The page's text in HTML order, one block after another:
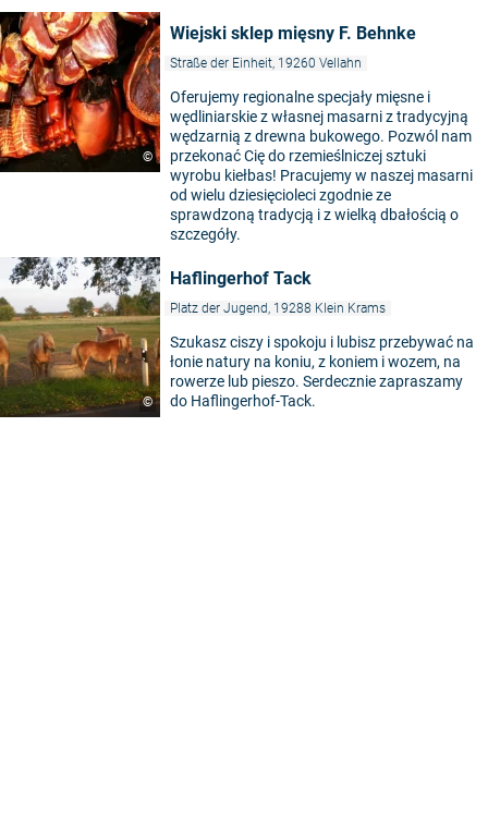
©
Wiejski sklep mięsny F. Behnke
Straße der Einheit, 19260 Vellahn
Oferujemy regionalne specjały mięsne i
wędliniarskie z własnej masarni z tradycyjną
wędzarnią z drewna bukowego. Pozwól nam
przekonać Cię do rzemieślniczej sztuki
wyrobu kiełbas! Pracujemy w naszej masarni
od wielu dziesięcioleci zgodnie ze
sprawdzoną tradycją i z wielką dbałością o
szczegóły.
©
Haflingerhof Tack
Platz der Jugend, 19288 Klein Krams
Szukasz ciszy i spokoju i lubisz przebywać na
łonie natury na koniu, z koniem i wozem, na
rowerze lub pieszo. Serdecznie zapraszamy
do Haflingerhof-Tack.